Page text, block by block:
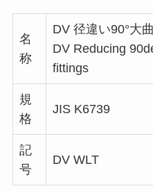
名
称
DV 径違い90°大
DV Reducing
fittings
規
格
JIS K6739
記
号
DV WLT